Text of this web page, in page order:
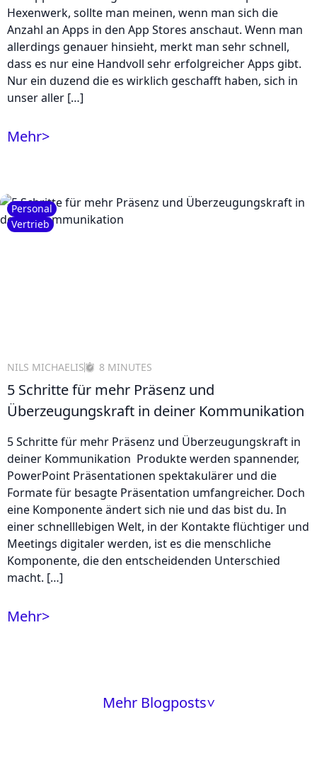
Hexenwerk, sollte man meinen, wenn man sich die
Anzahl an Apps in den App Stores anschaut. Wenn man
allerdings genauer hinsieht, merkt man sehr schnell,
dass es nur eine Handvoll sehr erfolgreicher Apps gibt.
Nur ein duzend die es wirklich geschafft haben, sich in
unser aller […]
Mehr>
Personal
Vertrieb
NILS MICHAELIS 8 MINUTES
5 Schritte für mehr Präsenz und
Überzeugungskraft in deiner Kommunikation
5 Schritte für mehr Präsenz und Überzeugungskraft in
deiner Kommunikation Produkte werden spannender,
PowerPoint Präsentationen spektakulärer und die
Formate für besagte Präsentation umfangreicher. Doch
eine Komponente ändert sich nie und das bist du. In
einer schnelllebigen Welt, in der Kontakte flüchtiger und
Meetings digitaler werden, ist es die menschliche
Komponente, die den entscheidenden Unterschied
macht. […]
Mehr>
Mehr Blogposts>